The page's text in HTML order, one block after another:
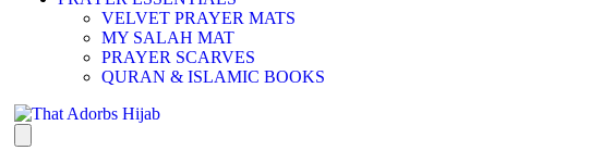
VELVET PRAYER MATS
MY SALAH MAT
PRAYER SCARVES
QURAN & ISLAMIC BOOKS